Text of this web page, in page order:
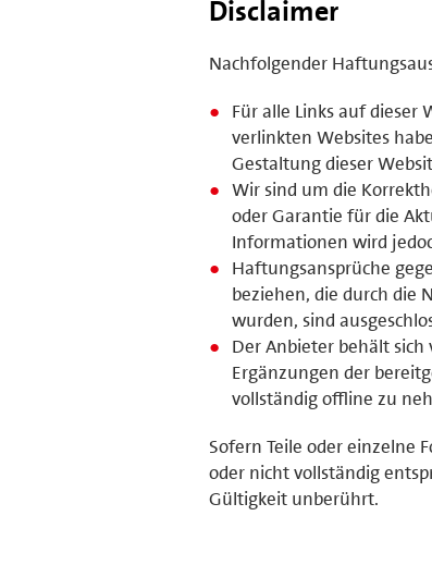
Disclaimer
Nachfolgender
Für alle Links auf dieser
verlinkten Websites
Gestaltung dieser
Wir sind um die
oder Garantie für die
Informationen wird
Haftungsansprüche
beziehen, die durch die
wurden, sind
Der Anbieter behält
Ergänzungen der
vollständig offline zu
Sofern Teile oder einzelne
oder nicht vollständig
Gültigkeit unberührt.